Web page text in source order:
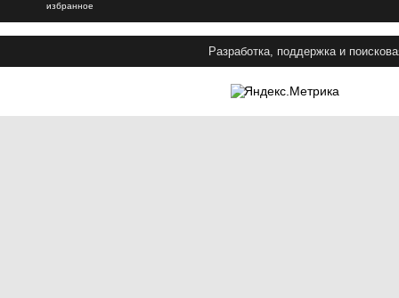
избранное
Разработка, поддержка и